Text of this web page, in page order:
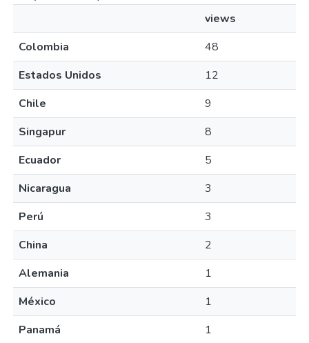
views
Colombia
48
Estados Unidos
12
Chile
9
Singapur
8
Ecuador
5
Nicaragua
3
Perú
3
China
2
Alemania
1
México
1
Panamá
1